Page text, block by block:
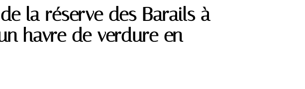
la réserve des Barails à
havre de verdure en